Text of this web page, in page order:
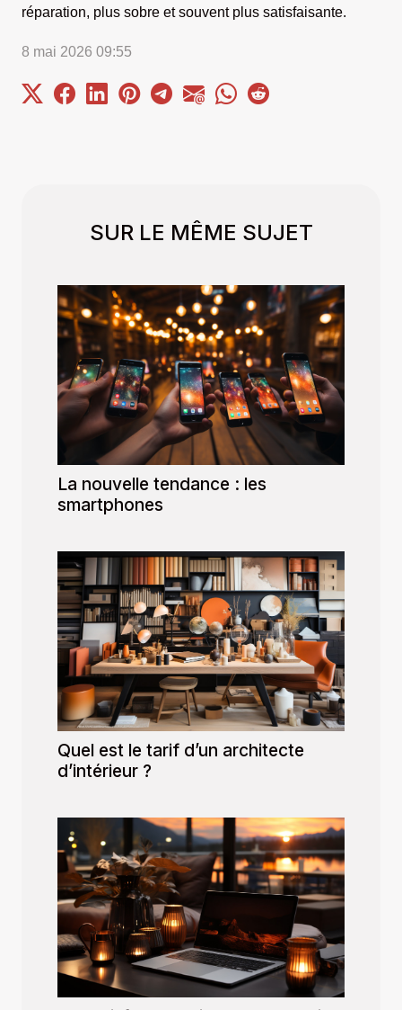
réparation, plus sobre et souvent plus satisfaisante.
8 mai 2026 09:55
SUR LE MÊME SUJET
La nouvelle tendance : les
smartphones
Quel est le tarif d’un architecte
d’intérieur ?